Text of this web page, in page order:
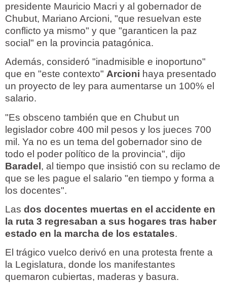
presidente Mauricio Macri y al gobernador de
Chubut, Mariano Arcioni, "que resuelvan este
conflicto ya mismo" y que "garanticen la paz
social" en la provincia patagónica.
Además, consideró "inadmisible e inoportuno"
que en "este contexto" Arcioni haya presentado
un proyecto de ley para aumentarse un 100% el
salario.
"Es obsceno también que en Chubut un
legislador cobre 400 mil pesos y los jueces 700
mil. Ya no es un tema del gobernador sino de
todo el poder político de la provincia", dijo
Baradel, al tiempo que insistió con su reclamo de
que se les pague el salario "en tiempo y forma a
los docentes".
Las dos docentes muertas en el accidente en
la ruta 3 regresaban a sus hogares tras haber
estado en la marcha de los estatales.
El trágico vuelco derivó en una protesta frente a
la Legislatura, donde los manifestantes
quemaron cubiertas, maderas y basura.